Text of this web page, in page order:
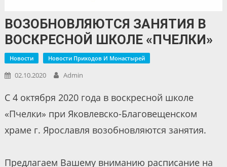
ВОЗОБНОВЛЯЮТСЯ ЗАНЯТИЯ В
ВОСКРЕСНОЙ ШКОЛЕ «ПЧЕЛКИ»
Новости Новости Приходов И Монастырей
02.10.2020 Admin
С 4 октября 2020 года в воскресной школе
«Пчелки» при Яковлевско-Благовещенском
храме г. Ярославля возобновляются занятия.
Предлагаем Вашему вниманию расписание на